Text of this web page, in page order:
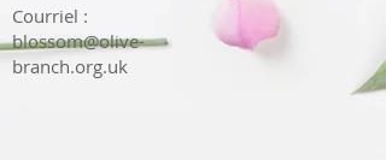
Courriel :
blossom@olive-
branch.org.uk